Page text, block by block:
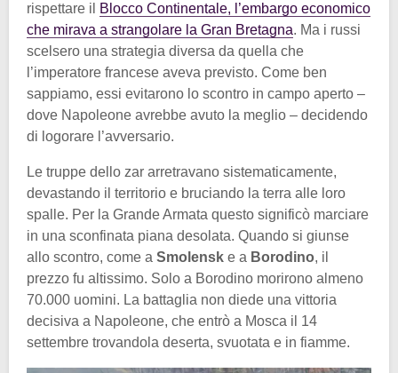
rispettare il
Blocco Continentale, l’embargo economico
che mirava a strangolare la Gran Bretagna. Ma i russi
scelsero una strategia diversa da quella che
l’imperatore francese aveva previsto. Come ben
sappiamo, essi evitarono lo scontro in campo aperto –
dove Napoleone avrebbe avuto la meglio – decidendo
di logorare l’avversario.
Le truppe dello zar arretravano sistematicamente,
devastando il territorio e bruciando la terra alle loro
spalle. Per la Grande Armata questo significò marciare
in una sconfinata piana desolata. Quando si giunse
allo scontro, come a Smolensk e a Borodino, il
prezzo fu altissimo. Solo a Borodino morirono almeno
70.000 uomini. La battaglia non diede una vittoria
decisiva a Napoleone, che entrò a Mosca il 14
settembre trovandola deserta, svuotata e in fiamme.